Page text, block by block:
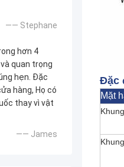
—— Stephane
hơn 4
quan trọng
hẹn. Đặc
hàng, Họ có
thay vì vật
—— James
Đặc
Mặt